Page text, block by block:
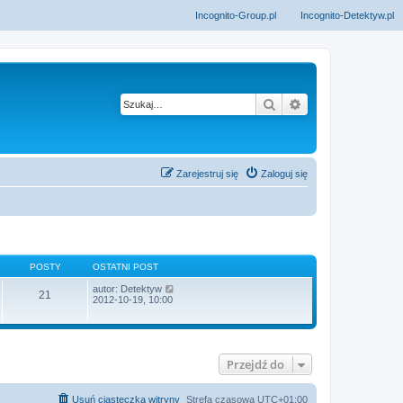
Incognito-Detektyw.pl
Incognito-Group.pl
Szukaj
Zaloguj się
Zarejestruj się
POSTY OSTATNI POST
21 autor: Detektyw
i
a
j
2012-10-19, 10:00
Przejdź do
Strefa czasowa UTC+01:00
Usuń ciasteczka witryny